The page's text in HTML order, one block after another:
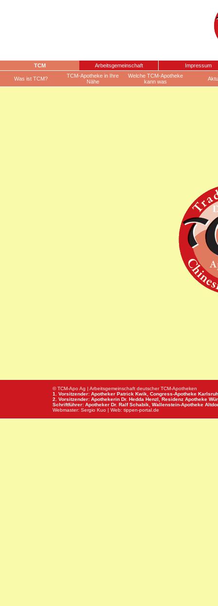
TCM Arbeitsgemeinschaft Impressum
Was ist TCM?
TCM-Apotheke in Ihre
Nähe
Welche TCM-Apotheke
kann was
© TCM-Apo Ag | Arbeitsgemeinschaft deutscher TCM-Apotheken
1. Vorsitzender: Apotheker Patrick Kwik, Congress-Apotheke
2. Vorsitzender: Apothekerin Dr. Hedda Henzl, Residenz Apotheke
Schriftführer: Apotheker Dr. Ralf Schabik, Wallenstein-Apotheke
Webmaster: Sergio Kuo | Web: tippen-portal.de